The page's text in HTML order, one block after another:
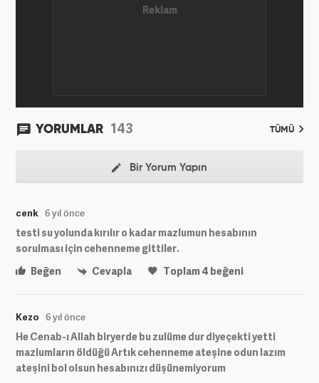
YORUMLAR 143 TÜMÜ
Bir Yorum Yapın
cenk 6 yıl önce
testi su yolunda kırılır o kadar mazlumun hesabının
sorulması için cehenneme gittiler.
Beğen
Cevapla Toplam4 beğeni
Kezo 6 yıl önce
He Cenab-ı Allah biryerde bu zulüme dur diyeçekti yetti
mazlumların öldüğü Artık cehenneme ateşine odun lazım
ateşini bol olsun hesabınızı düşünemiyorum